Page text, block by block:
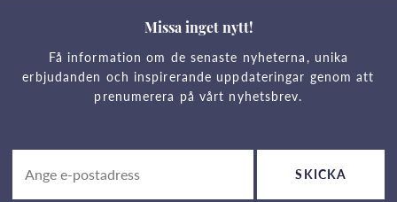
Missa inget nytt!
Få information om de senaste nyheterna, unika
erbjudanden och inspirerande uppdateringar genom att
prenumerera på vårt nyhetsbrev.
SKICKA